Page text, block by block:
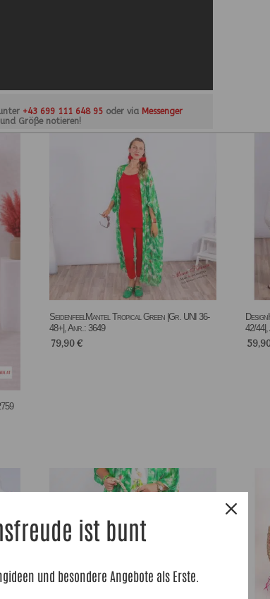
+43 699 111 648 95 oder via Messenger
Größe notieren!
SeidenfeelMantel Tropical Green |Gr. UNI 36-
48+|, Anr.: 3649
79,90€
42/
ist bunt
und besondere Angebote als Erste.